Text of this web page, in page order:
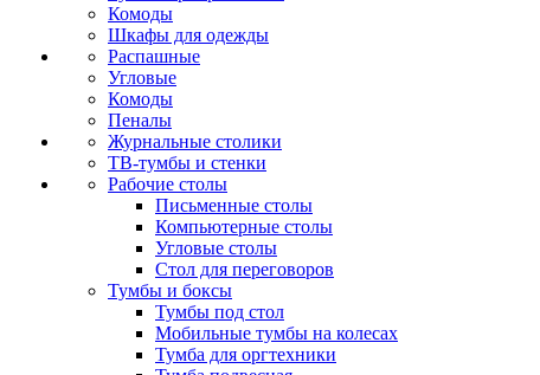
Комоды
Шкафы для одежды
Распашные
Угловые
Комоды
Пеналы
Журнальные столики
ТВ‑тумбы и стенки
Рабочие столы
Письменные столы
Компьютерные столы
Угловые столы
Стол для переговоров
Тумбы и боксы
Тумбы под стол
Мобильные тумбы на колесах
Тумба для оргтехники